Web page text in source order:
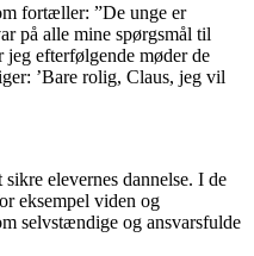
fortæller: ”De unge er
på alle mine spørgsmål til
jeg efterfølgende møder de
’Bare rolig, Claus, jeg vil
elevernes dannelse. I de
eksempel viden og
selvstændige og ansvarsfulde